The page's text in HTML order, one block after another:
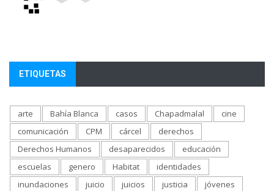
ETIQUETAS
arte Bahía Blanca casos Chapadmalal
cine
comunicación
CPM cárcel
derechos
Derechos Humanos
desaparecidos
educación
escuelas
genero Habitat
identidades
inundaciones
juicio juicios justicia
jóvenes